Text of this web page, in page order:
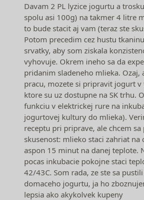
Davam 2 PL lyzice jogurtu a
spolu asi 100g) na takmer 4 litre
to bude stacit aj vam (teraz ste
Potom precedim cez hustu
srvatky, aby som ziskala
vyhovuje. Okrem ineho sa da
pridanim sladeneho mlieka. Ozaj,
pracu, mozete si pripravit jogurt
ktore su uz dostupne na SK trhu.
funkciu v elektrickej rure na
jogurtovej kultury do mlieka).
receptu pri priprave, ale chcem
skusenost: mlieko staci zahriat na
aspon 15 minut na danej teplote.
pocas inkubacie pokojne staci
42/43C. Som rada, ze ste sa
domaceho jogurtu, ja ho
lepsia ako akykolvek kupeny